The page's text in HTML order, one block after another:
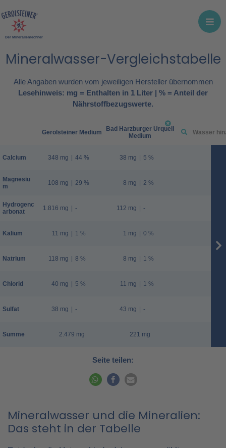
Der Mineralienrechner
Mineralwasser-Vergleichstabelle
Alle Angaben wurden vom jeweiligen Hersteller übernommen
Lesehinweis: mg = Enthalten in 1 Liter | % = Anteil der
Nährstoffbezugswerte.
Calcium
Magnesiu
m
Hydrogenc
arbonat
Kalium
Natrium
Chlorid
Sulfat
Summe
Gerolsteiner Medium
348 mg | 44 %
108 mg | 29 %
1.816 mg | -
11 mg | 1 %
118 mg | 8 %
40 mg | 5 %
38 mg | -
2.479 mg
Bad Harzburger Urquell
Medium
38 mg | 5 %
8 mg | 2 %
112 mg | -
1 mg | 0 %
8 mg | 1 %
11 mg | 1 %
43 mg | -
221 mg
Seite teilen:
Mineralwasser und die Mineralien:
Das steht in der Tabelle